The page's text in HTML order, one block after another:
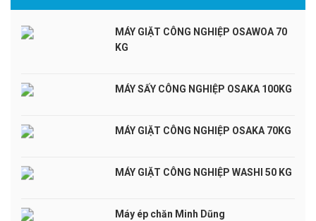
MÁY GIẶT CÔNG NGHIỆP OSAWOA 70
KG
MÁY SẤY CÔNG NGHIỆP OSAKA 100KG
MÁY GIẶT CÔNG NGHIỆP OSAKA 70KG
MÁY GIẶT CÔNG NGHIỆP WASHI 50 KG
Máy ép chăn Minh Dũng